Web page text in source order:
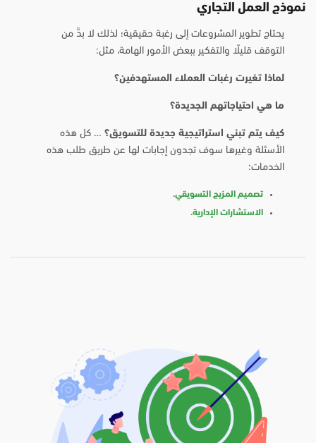
نموذج العمل التجاري
يحتاج تطوير المشروعات إلى رغبة حقيقية؛ لذلك لا بدَّ من
التوقف قليلًا والتفكير ببعض الأمور الهامة، مثل:
لماذا تغيرت رغبات العملاء المستهدفين؟
ما هي احتياجاتهم الجديدة؟
كيف يتم تبني استراتيجية جديدة للتسويق؟ … كل هذه
الأسئلة وغيرها سوف تجدون إجابات لها عن طريق طلب هذه
الخدمات:
تصميم المزيج التسويقي.
الاستشارات الإدارية.